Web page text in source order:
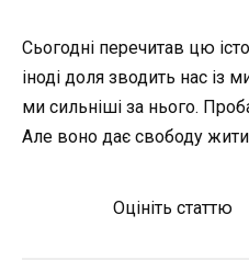
Сьогодні перечитав цю
іноді доля зводить нас із
ми сильніші за нього.
Але воно дає свободу жити
Оцініть статтю